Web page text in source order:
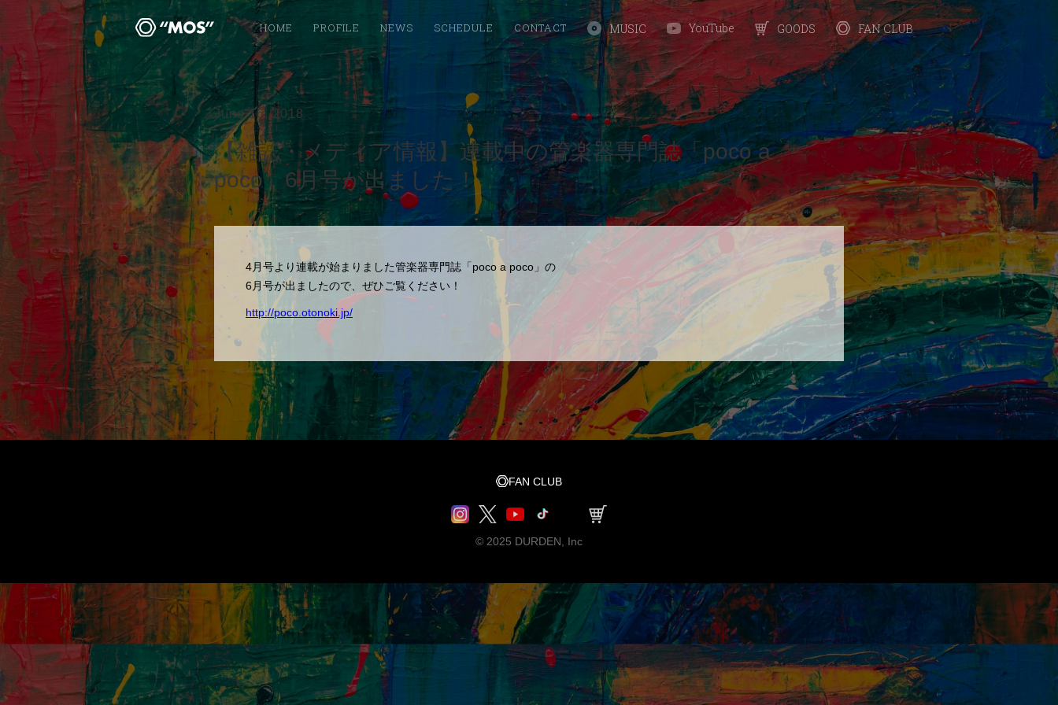
HOME PROFILE NEWS SCHEDULE CONTACT MUSIC YouTube GOODS FAN CLUB
June 16, 2018
【雑誌・メディア情報】連載中の管楽器専門誌「poco a
poco」6月号が出ました！
4月号より連載が始まりました管楽器専門誌「poco a poco」の
6月号が出ましたので、ぜひご覧ください！
http://poco.otonoki.jp/
FAN CLUB
© 2025 DURDEN, Inc